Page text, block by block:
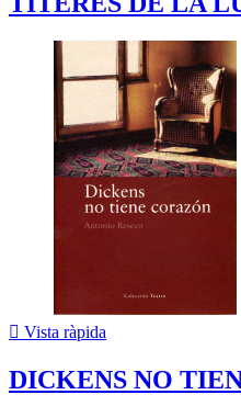
 Vista ràpida
DICKENS NO